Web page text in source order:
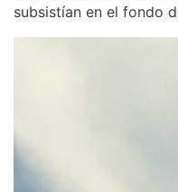
subsistían en el fondo